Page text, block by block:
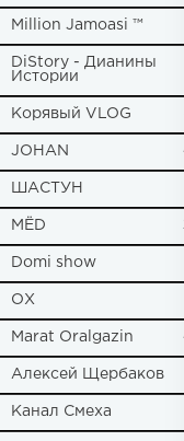
Million Jamoasi ™
DiStory - Дианины
Истории
Корявый VLOG
JOHAN
ШАСТУН
МЁD
Domi show
ОХ
Marat Oralgazin
Алексей Щербаков
Канал Смеха